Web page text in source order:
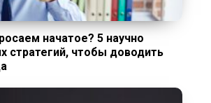
начатое? 5 научно
стратегий, чтобы доводить